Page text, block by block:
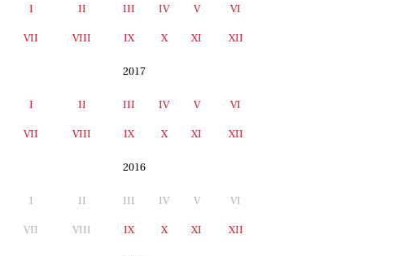
I II III IV V VI
VII VIII IX X XI XII
2017
I II III IV V VI
VII VIII IX X XI XII
2016
I II III IV V VI
VII VIII IX X XI XII